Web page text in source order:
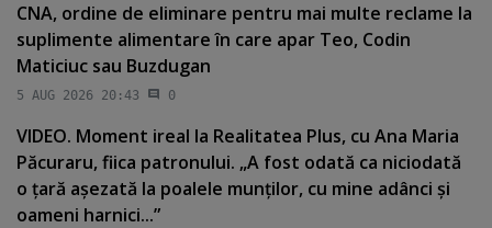
CNA, ordine de eliminare pentru mai multe reclame la
suplimente alimentare în care apar Teo, Codin
Maticiuc sau Buzdugan
5 AUG 2026 20:43 0
VIDEO. Moment ireal la Realitatea Plus, cu Ana Maria
Păcuraru, fiica patronului. „A fost odată ca niciodată
o ţară aşezată la poalele munţilor, cu mine adânci şi
oameni harnici...”